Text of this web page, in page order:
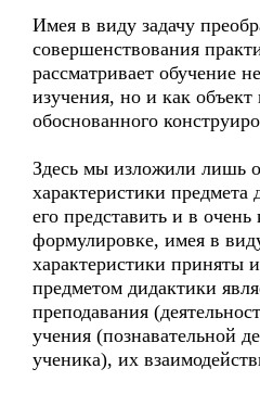
Имея в виду задачу
совершенствования
рассматривает обучение
изучения, но и как объект
обоснованного
Здесь мы изложили лишь
характеристики
его представить и в очень
формулировке, имея в
характеристики приняты
предметом дидактики
преподавания
учения (познавательной
ученика), их